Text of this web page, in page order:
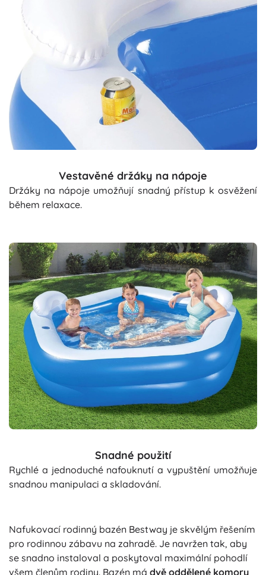
Vestavěné držáky na nápoje
Držáky na nápoje umožňují snadný přístup k osvěžení
během relaxace.
Snadné použití
Rychlé a jednoduché nafouknutí a vypuštění umožňuje
snadnou manipulaci a skladování.
Nafukovací rodinný bazén Bestway je skvělým řešením
pro rodinnou zábavu na zahradě. Je navržen tak, aby
se snadno instaloval a poskytoval maximální pohodlí
všem členům rodiny. Bazén má dvě oddělené komory